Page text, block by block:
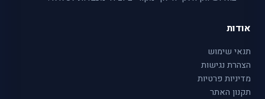
אודות
תנאי שימוש
הצהרת נגישות
מדיניות פרטיות
תקנון האתר